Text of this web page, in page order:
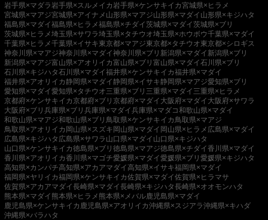
岩手県×マダラ 岩手県×スルメイカ 岩手県×ケンサキイカ宮城県×ヒラメ
宮城県×マアジ宮城県×アイナメ 山形県×マアジ山形県×マダイ 山形県×キジハタ
福島県×マダイ福島県×ヒラメ福島県×チダイ茨城県×マダイ茨城県×ブリ
茨城県×ヒラメ埼玉県×サワラ埼玉県×タチウオ埼玉県×ホウボウ千葉県×マダイ
千葉県×ヒラメ千葉県×イサキ東京都×マアジ東京都×タチウオ東京都×シロギス
神奈川県×マアジ神奈川県×マダイ神奈川県×ブリ 新潟県×マダイ 新潟県×ブリ
新潟県×マアジ富山県×アオリイカ富山県×ブリ 富山県×マダイ石川県×ブリ
石川県×キジハタ石川県×マダイ福井県×ケンサキイカ福井県×マダイ
福井県×アオリイカ静岡県×マダイ静岡県×イサキ静岡県×マアジ愛知県×ブリ
愛知県×マダイ愛知県×タチウオ三重県×ブリ 三重県×マダイ 三重県×ヒラメ
京都府×ケンサキイカ京都府×ブリ 京都府×マダイ 大阪府×マダイ 大阪府×サワラ
大阪府×ブリ 兵庫県×ブリ 兵庫県×マダイ兵庫県×マダコ和歌山県×マダイ
和歌山県×マアジ和歌山県×ブリ 鳥取県×ケンサキイカ 鳥取県×マアジ
鳥取県×アオリイカ 岡山県×スズキ岡山県×マダイ 岡山県×ヒラメ 広島県×マダイ
広島県×キジハタ 広島県×サワラ 山口県×マダイ 山口県×キジハタ
山口県×ケンサキイカ徳島県×ブリ 徳島県×マアジ徳島県×チダイ香川県×マダイ
香川県×アオリイカ香川県×マゴチ愛媛県×マダイ愛媛県×ブリ 愛媛県×キジハタ
高知県×カンパチ高知県×アカアマダイ高知県×イサキ福岡県×マダイ
福岡県×ヤリイカ福岡県×ケンサキイカ佐賀県×マダイ佐賀県×ヒラマサ
佐賀県×アカアマダイ長崎県×マダイ長崎県×キジハタ長崎県×オオモンハタ
熊本県×マダイ 熊本県×ヒラメ 熊本県×メバル鹿児島県×マダイ
鹿児島県×ケンサキイカ 鹿児島県×アオリイカ沖縄県×スジアラ沖縄県×キハダ
沖縄県×バラハタ